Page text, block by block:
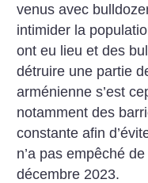
venus avec
intimider la
ont eu lieu et des
détruire une partie
arménienne s’est
notamment des
constante afin
n’a pas empêché
décembre 2023.